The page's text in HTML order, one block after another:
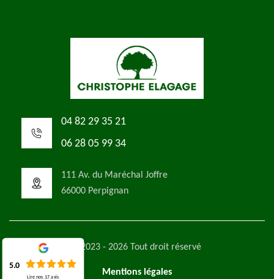
04 82 29 35 21
06 28 05 99 34
111 Av. du Maréchal Joffre
66000 Perpignan
©2023 - 2026 Tout droit réservé
Mentions légales
5.0
Lire nos17 avis